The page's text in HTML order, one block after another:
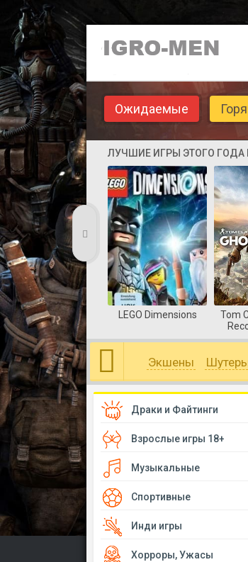
Ожидаемые
ЛУЧШИЕ ИГРЫ ЭТОГО
LEGO Dimensions
Tom
Экшены
Драки и Файтинги
Взрослые игры 18+
Музыкальные
Спортивные
Инди игры
Хорроры, Ужасы